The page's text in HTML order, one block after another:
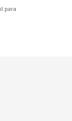
para